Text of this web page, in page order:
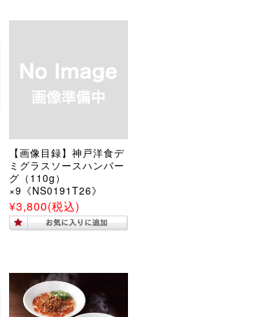
【画像目録】神戸洋食デ
ミグラスソースハンバー
グ（110g）
×9《NS0191T26》
¥3,800(税込)